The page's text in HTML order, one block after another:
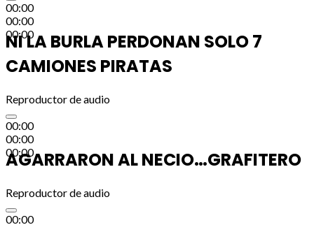
00:00
00:00
00:00
NI LA BURLA PERDONAN SOLO 7
CAMIONES PIRATAS
Reproductor de audio
00:00
00:00
00:00
AGARRARON AL NECIO…GRAFITERO
Reproductor de audio
00:00